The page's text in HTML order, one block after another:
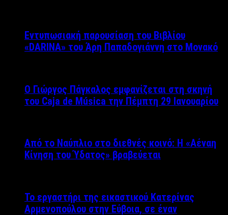
Εντυπωσιακή παρουσίαση του Βιβλίου
«DARINA» του Άρη Παπαδογιάννη στο Μονακό
Ο Γιώργος Πάγκαλος εμφανίζεται στη σκηνή
του Caja de Música την Πέμπτη 29 Ιανουαρίου
Από το Ναύπλιο στο διεθνές κοινό: Η «Αέναη
Κίνηση του Ύδατος» βραβεύεται
Το εργαστήρι της εικαστικού Κατερίνας
Αρμενοπούλου στην Εύβοια, σε έναν